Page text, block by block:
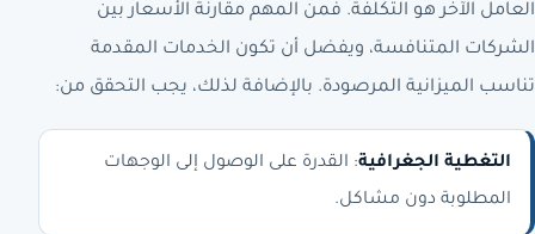
العامل الآخر هو التكلفة. فمن المهم مقارنة الأسعار بين
الشركات المتنافسة، ويفضل أن تكون الخدمات المقدمة
تناسب الميزانية المرصودة. بالإضافة لذلك، يجب التحقق من:
التغطية الجغرافية: القدرة على الوصول إلى الوجهات
المطلوبة دون مشاكل.